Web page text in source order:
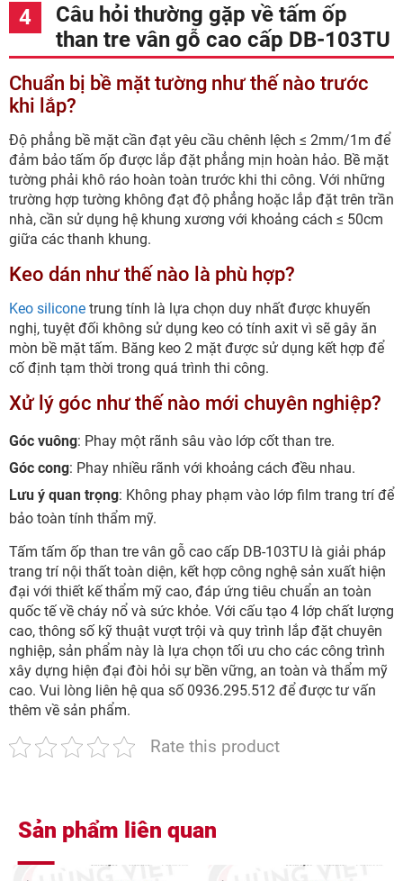
Câu hỏi thường gặp về tấm ốp
than tre vân gỗ cao cấp DB-103TU
Chuẩn bị bề mặt tường như thế nào trước
khi lắp?
Độ phẳng bề mặt cần đạt yêu cầu chênh lệch ≤ 2mm/1m để
đảm bảo tấm ốp được lắp đặt phẳng mịn hoàn hảo. Bề mặt
tường phải khô ráo hoàn toàn trước khi thi công. Với những
trường hợp tường không đạt độ phẳng hoặc lắp đặt trên trần
nhà, cần sử dụng hệ khung xương với khoảng cách ≤ 50cm
giữa các thanh khung.
Keo dán như thế nào là phù hợp?
Keo silicone trung tính là lựa chọn duy nhất được khuyến
nghị, tuyệt đối không sử dụng keo có tính axit vì sẽ gây ăn
mòn bề mặt tấm. Băng keo 2 mặt được sử dụng kết hợp để
cố định tạm thời trong quá trình thi công.
Xử lý góc như thế nào mới chuyên nghiệp?
Góc vuông: Phay một rãnh sâu vào lớp cốt than tre.
Góc cong: Phay nhiều rãnh với khoảng cách đều nhau.
Lưu ý quan trọng: Không phay phạm vào lớp film trang trí để
bảo toàn tính thẩm mỹ.
Tấm tấm ốp than tre vân gỗ cao cấp DB-103TU là giải pháp
trang trí nội thất toàn diện, kết hợp công nghệ sản xuất hiện
đại với thiết kế thẩm mỹ cao, đáp ứng tiêu chuẩn an toàn
quốc tế về cháy nổ và sức khỏe. Với cấu tạo 4 lớp chất lượng
cao, thông số kỹ thuật vượt trội và quy trình lắp đặt chuyên
nghiệp, sản phẩm này là lựa chọn tối ưu cho các công trình
xây dựng hiện đại đòi hỏi sự bền vững, an toàn và thẩm mỹ
cao. Vui lòng liên hệ qua số 0936.295.512 để được tư vấn
thêm về sản phẩm.
Rate this product
Sản phẩm liên quan